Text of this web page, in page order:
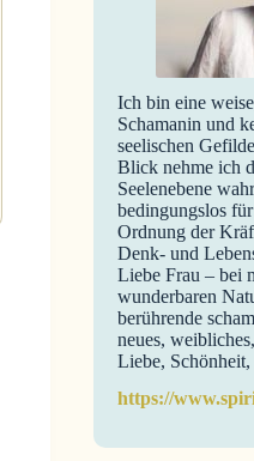
Ich bin eine
Schamanin und
seelischen
Blick nehme ich
Seelenebene
bedingungslos
Ordnung der
Denk- und
Liebe Frau – bei
wunderbaren
berührende
neues,
Liebe,
https://